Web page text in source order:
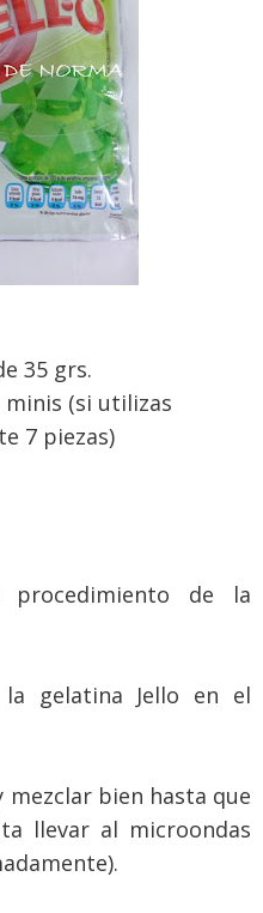
35 grs.
minis (si utilizas
7 piezas)
procedimiento de la
la gelatina Jello en el
mezclar bien hasta que
llevar al microondas